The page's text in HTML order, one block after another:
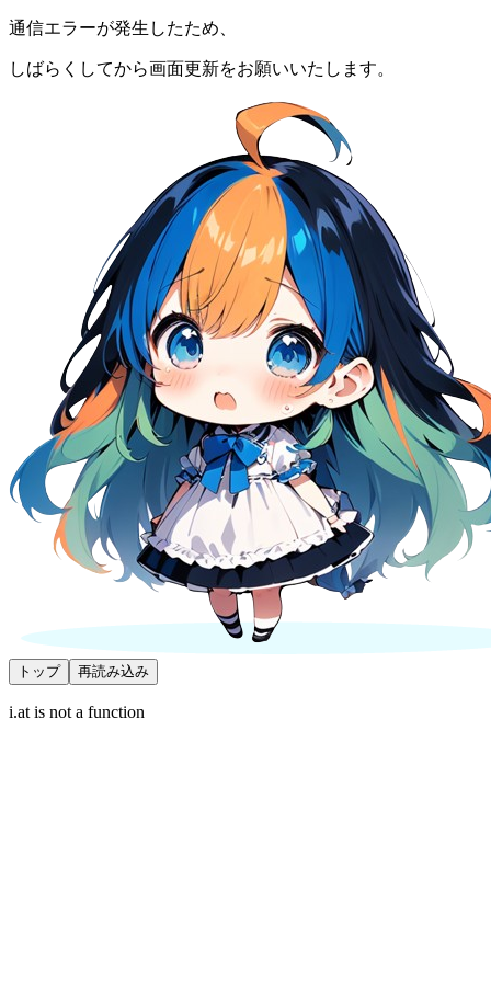
通信エラーが発生したため、
しばらくしてから画面更新をお願いいたします。
トップ 再読み込み
i.at is not a function